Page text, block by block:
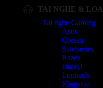
TAI NGHE & LOA
Tai nghe Gaming
Asus
Corsair
Steelseries
Razer
DareU
Logitech
Kingston